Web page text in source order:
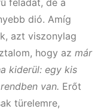
feladat, de a
dió. Amíg
azt viszonylag
hogy az már
kiderül: egy kis
van. Erőt
türelemre,